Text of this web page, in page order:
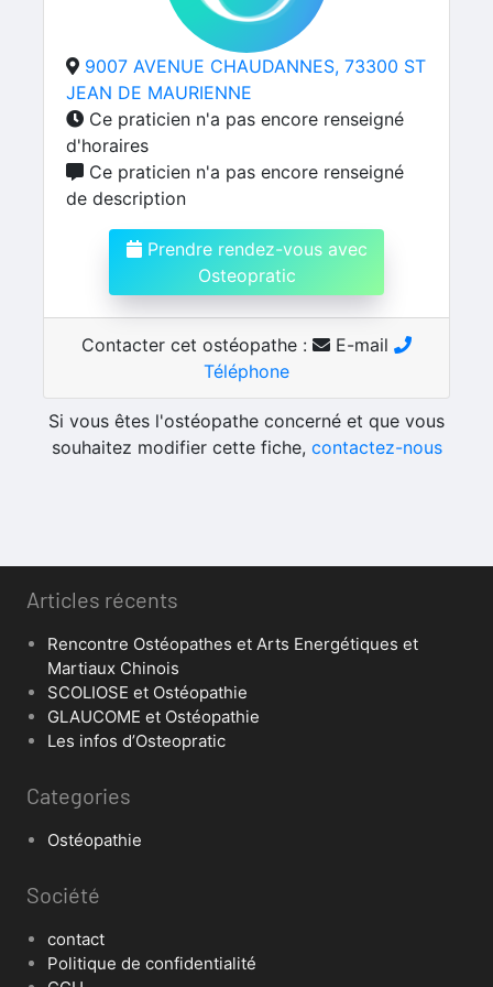
9007 AVENUE CHAUDANNES, 73300 ST
JEAN DE MAURIENNE
Ce praticien n'a pas encore renseigné
d'horaires
Ce praticien n'a pas encore renseigné
de description
Prendre rendez-vous avec
Osteopratic
Contacter cet ostéopathe :
E-mail
Téléphone
Si vous êtes l'ostéopathe concerné et que vous
souhaitez modifier cette fiche, contactez-nous
Articles récents
Rencontre Ostéopathes et Arts Energétiques et
Martiaux Chinois
SCOLIOSE et Ostéopathie
GLAUCOME et Ostéopathie
Les infos d’Osteopratic
Categories
Ostéopathie
Société
contact
Politique de confidentialité